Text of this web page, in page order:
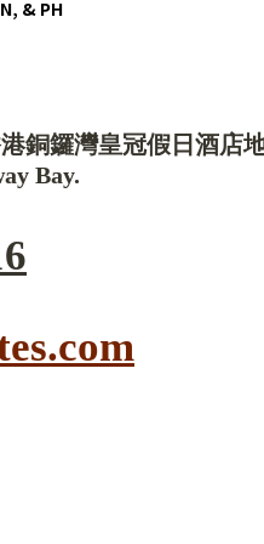
& PH
銅鑼灣皇冠假日酒店
Bay.